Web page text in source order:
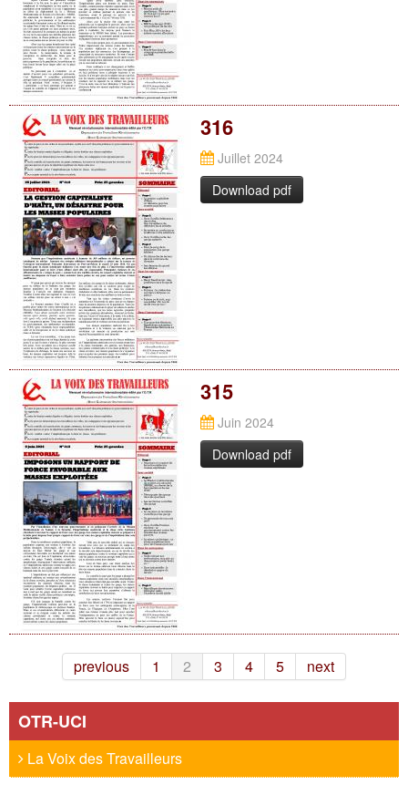
316
Juillet 2024
Download pdf
315
Juin 2024
Download pdf
previous 1 2 3 4 5 next
OTR-UCI
La Voix des Travailleurs